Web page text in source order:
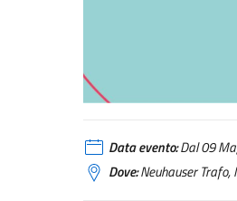
Data evento:Dal 09
Dove:Neuhauser Trafo,